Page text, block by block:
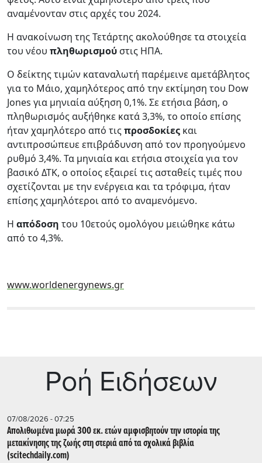
αναμένονταν στις αρχές του 2024.
Η ανακοίνωση της Τετάρτης ακολούθησε τα στοιχεία
του νέου πληθωρισμού στις ΗΠΑ.
Ο δείκτης τιμών καταναλωτή παρέμεινε αμετάβλητος
για το Μάιο, χαμηλότερος από την εκτίμηση του Dow
Jones για μηνιαία αύξηση 0,1%. Σε ετήσια βάση, ο
πληθωρισμός αυξήθηκε κατά 3,3%, το οποίο επίσης
ήταν χαμηλότερο από τιςπροσδοκίες και
αντιπροσώπευε επιβράδυνση από τον προηγούμενο
ρυθμό 3,4%. Τα μηνιαία και ετήσια στοιχεία για τον
βασικό ΔΤΚ, ο οποίος εξαιρεί τις ασταθείς τιμές που
σχετίζονται με την ενέργεια και τα τρόφιμα, ήταν
επίσης χαμηλότεροι από το αναμενόμενο.
Η απόδοση του 10ετούς ομολόγου μειώθηκε κάτω
από το 4,3%.
www.worldenergynews.gr
Ρoή Ειδήσεων
07/08/2026 - 07:25
Απολιθωμένα μωρά 300 εκ. ετών αμφισβητούν την ιστορία της
μετακίνησης της ζωής στη στεριά από τα σχολικά βιβλία
(scitechdaily.com)